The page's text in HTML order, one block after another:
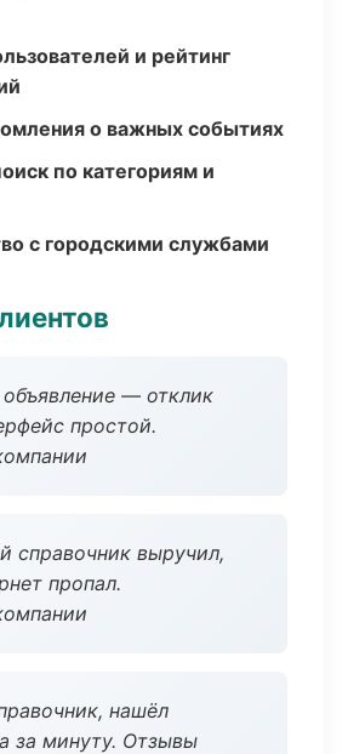
и рейтинг
о важных событиях
по категориям и
с городскими службами
— отклик
простой.
справочник выручил,
пропал.
нашёл
за минуту. Отзывы